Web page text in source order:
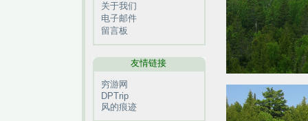
关于我们
电子邮件
留言板
友情链接
穷游网
DPTrip
风的痕迹